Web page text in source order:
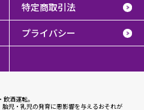
特定商取引法
プライバシー
酒運転。
児・乳児の発育に悪影響を与えるおそれが